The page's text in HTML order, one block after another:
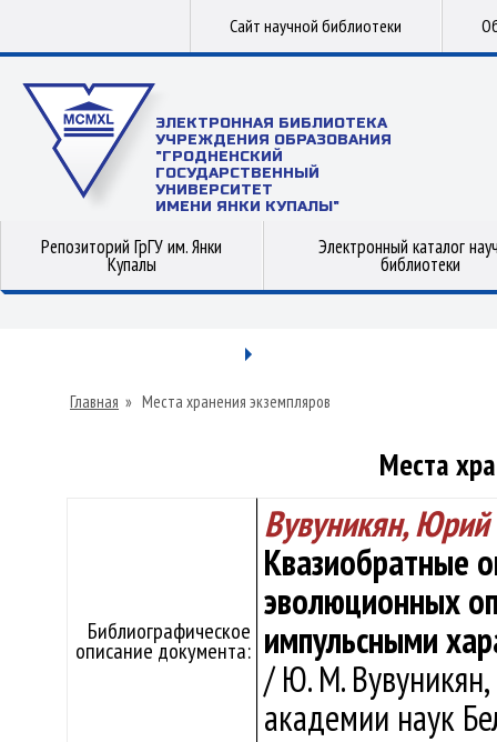
Сайт научной библиотеки
ЭЛЕКТРОННАЯ БИБЛИОТЕКА
УЧРЕЖДЕНИЯ ОБРАЗОВАНИЯ
"ГРОДНЕНСКИЙ
ГОСУДАРСТВЕННЫЙ
УНИВЕРСИТЕТ
ИМЕНИ ЯНКИ КУПАЛЫ"
Репозиторий ГрГУ им. Янки
Купалы
Электронный каталог
библиотеки
Главная » Места хранения экземпляров
Места
Библиографическое
описание документа:
Вувуникян,
Квазиобратные
эволюционных
импульсными
/ Ю. М.
академии наук